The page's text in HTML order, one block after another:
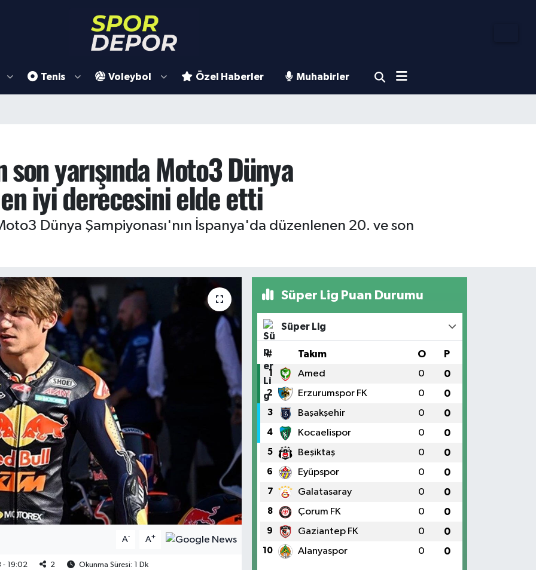
Tenis Voleybol Özel Haberler Muhabirler
yarışında Moto3 Dünya
iyi derecesini elde etti
Dünya Şampiyonası'nın İspanya'da düzenlenen 20. ve son
A- A+
- 19:02 2 Okunma Süresi: 1 Dk
Süper Lig Puan Durumu
Süper Lig
# Takım O P
1 Amed 0 0
2 Erzurumspor FK 0 0
3 Başakşehir 0 0
4 Kocaelispor 0 0
5 Beşiktaş 0 0
6 Eyüpspor 0 0
7 Galatasaray 0 0
8 Çorum FK 0 0
9 Gaziantep FK 0 0
10 Alanyaspor 0 0